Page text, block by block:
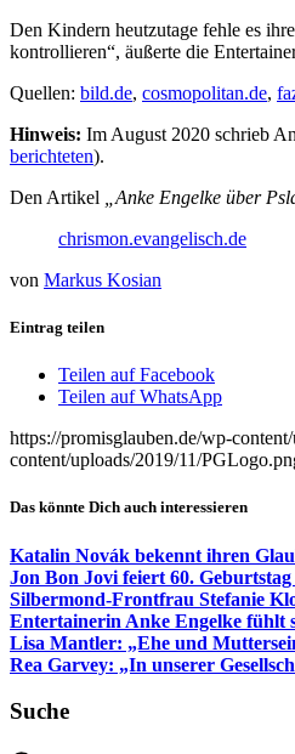
Den Kindern heutzutage fehle es
kontrollieren“, äußerte die
Quellen: bild.de, cosmopolitan.de,
Hinweis: Im August 2020 schrieb
berichteten).
Den Artikel
„Anke Engelke über
chrismon.evangelisch.de
von Markus Kosian
Eintrag teilen
Teilen auf Facebook
Teilen auf WhatsApp
https://promisglauben.de/wp-
content/uploads/2019/11/
Das könnte Dich auch interessieren
Katalin Novák bekennt ihren
Jon Bon Jovi feiert 60.
Silbermond-Frontfrau Stefanie
Entertainerin Anke Engelke fühlt
Lisa Mantler: „Ehe und
Rea Garvey: „In unserer
Suche